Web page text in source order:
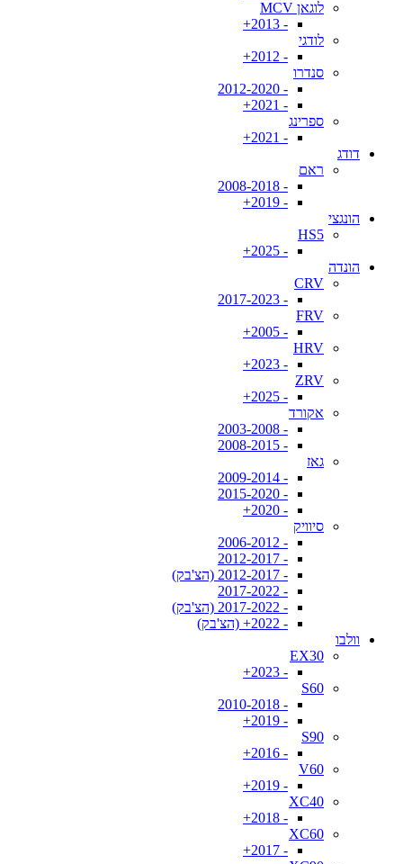
לוגאן MCV
- 2013+
לודגי
- 2012+
סנדרו
- 2012-2020
- 2021+
ספרינג
- 2021+
דודג
ראם
- 2008-2018
- 2019+
הונגצי
HS5
- 2025+
הונדה
CRV
- 2017-2023
FRV
- 2005+
HRV
- 2023+
ZRV
- 2025+
אקורד
- 2003-2008
- 2008-2015
גאז
- 2009-2014
- 2015-2020
- 2020+
סיוויק
- 2006-2012
- 2012-2017
- 2012-2017 (הצ'בק)
- 2017-2022
- 2017-2022 (הצ'בק)
- 2022+ (הצ'בק)
וולבו
EX30
- 2023+
S60
- 2010-2018
- 2019+
S90
- 2016+
V60
- 2019+
XC40
- 2018+
XC60
- 2017+